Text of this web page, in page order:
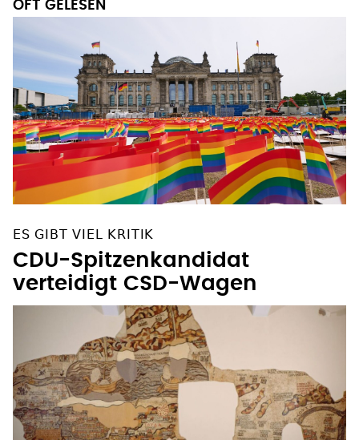
OFT GELESEN
ES GIBT VIEL KRITIK
CDU-Spitzenkandidat
verteidigt CSD-Wagen